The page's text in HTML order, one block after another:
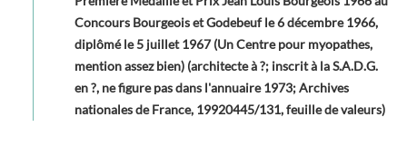
Concours Bourgeois et Godebeuf le 6 décembre 1966,
diplômé le 5 juillet 1967 (Un Centre pour myopathes,
mention assez bien) (architecte à ?; inscrit à la S.A.D.G.
en ?, ne figure pas dans l'annuaire 1973; Archives
nationales de France, 19920445/131, feuille de valeurs)